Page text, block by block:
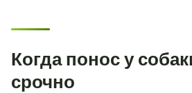
Когда понос у
срочно